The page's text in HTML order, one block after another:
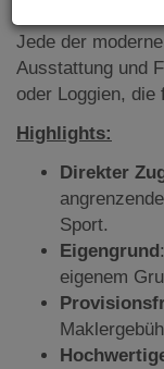
Jede der
Ausstattung und
oder Loggien, die
Highlights:
Direkter
Sport.
Eigengrund
eigenem